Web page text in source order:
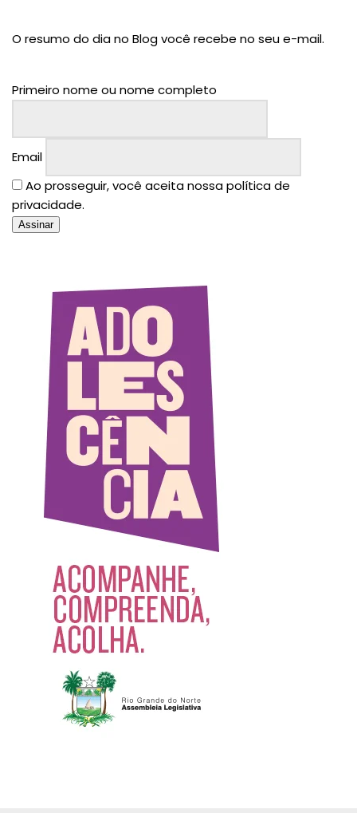
O resumo do dia no Blog você recebe no seu e-mail.
Primeiro nome ou nome completo
Email
Ao prosseguir, você aceita nossa política de
privacidade.